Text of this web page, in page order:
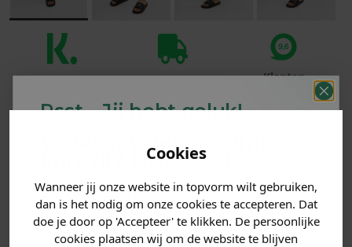
Cookies
Wanneer jij onze website in topvorm wilt gebruiken,
dan is het nodig om onze cookies te accepteren. Dat
doe je door op 'Accepteer' te klikken. De persoonlijke
cookies plaatsen wij om de website te blijven
Klanten
beoordelen ons
met een 9,6!
PRODUCTINFORMATIE
MATERIAAL & WASVOORSCHRIFT
ANDERE BESTELDEN OOK
Psst... Jij hebt geluk!
Welke mystery
krijg jij? (Tot-30%
Vertel ons waar je naar op
zoek bent. 👇